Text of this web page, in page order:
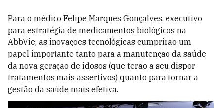
Para o médico Felipe Marques Gonçalves, executivo
para estratégia de medicamentos biológicos na
AbbVie, as inovações tecnológicas cumprirão um
papel importante tanto para a manutenção da saúde
da nova geração de idosos (que terão a seu dispor
tratamentos mais assertivos) quanto para tornar a
gestão da saúde mais efetiva.